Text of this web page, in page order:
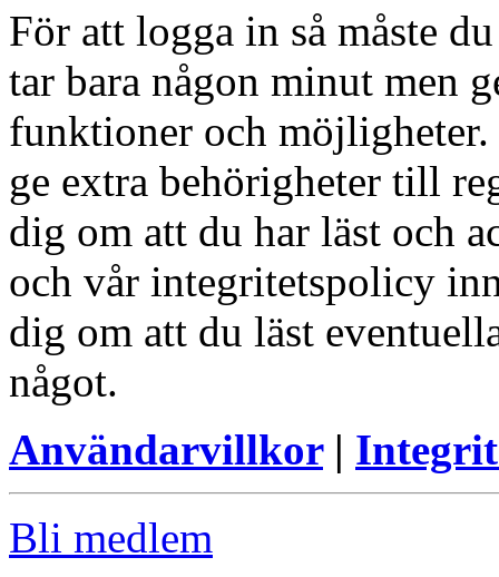
För att logga in så måste
tar bara någon minut men
funktioner och
ge extra behörigheter till
dig om att du har läst och
och vår integritetspolicy
dig om att du läst
något.
Användarvillkor|
Bli medlem